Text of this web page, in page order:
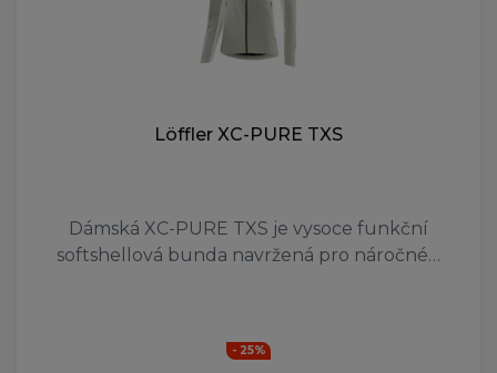
Löffler XC-PURE TXS
Dámská XC-PURE TXS je vysoce funkční
softshellová bunda navržená pro náročné…
- 25%